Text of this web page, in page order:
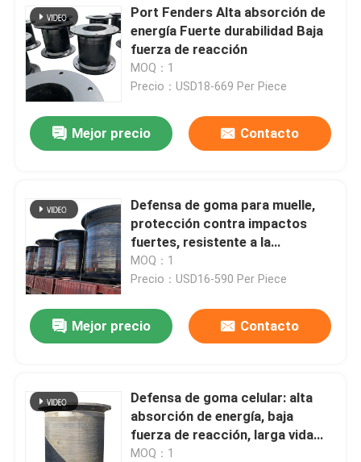
Port Fenders Alta absorción de
energía Fuerte durabilidad Baja
fuerza de reacción
MOQ：1
Precio：USD18-669 Per Piece
Mejor precio Contacto
Defensa de goma para muelle,
protección contra impactos
fuertes, resistente a la
intemperie, fácil instalación
MOQ：1
Precio：USD16-590 Per Piece
Mejor precio Contacto
Defensa de goma celular: alta
absorción de energía, baja
fuerza de reacción, larga vida
útil
MOQ：1